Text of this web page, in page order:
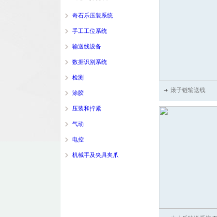
奇石乐压装系统
手工工位系统
输送线设备
数据识别系统
检测
涂胶
压装和拧紧
气动
电控
机械手及夹具夹爪
滚子链输送线